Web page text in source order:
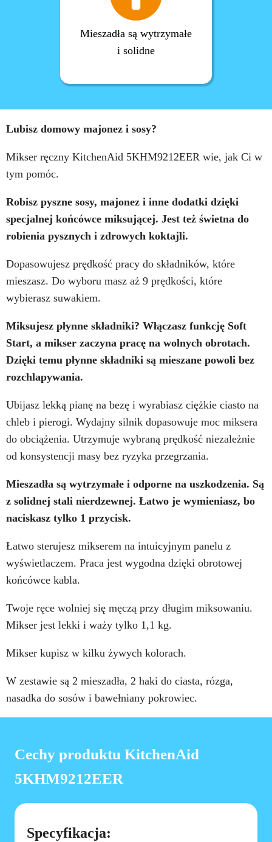
Mieszadła są wytrzymałe
i solidne
Lubisz domowy majonez i sosy?
Mikser ręczny KitchenAid 5KHM9212EER wie, jak Ci w
tym pomóc.
Robisz pyszne sosy, majonez i inne dodatki dzięki
specjalnej końcówce miksującej. Jest też świetna do
robienia pysznych i zdrowych koktajli.
Dopasowujesz prędkość pracy do składników, które
mieszasz. Do wyboru masz aż 9 prędkości, które
wybierasz suwakiem.
Miksujesz płynne składniki? Włączasz funkcję Soft
Start, a mikser zaczyna pracę na wolnych obrotach.
Dzięki temu płynne składniki są mieszane powoli bez
rozchlapywania.
Ubijasz lekką pianę na bezę i wyrabiasz ciężkie ciasto na
chleb i pierogi. Wydajny silnik dopasowuje moc miksera
do obciążenia. Utrzymuje wybraną prędkość niezależnie
od konsystencji masy bez ryzyka przegrzania.
Mieszadła są wytrzymałe i odporne na uszkodzenia. Są
z solidnej stali nierdzewnej. Łatwo je wymieniasz, bo
naciskasz tylko 1 przycisk.
Łatwo sterujesz mikserem na intuicyjnym panelu z
wyświetlaczem. Praca jest wygodna dzięki obrotowej
końcówce kabla.
Twoje ręce wolniej się męczą przy długim miksowaniu.
Mikser jest lekki i waży tylko 1,1 kg.
Mikser kupisz w kilku żywych kolorach.
W zestawie są 2 mieszadła, 2 haki do ciasta, rózga,
nasadka do sosów i bawełniany pokrowiec.
Cechy produktu KitchenAid
5KHM9212EER
Specyfikacja: